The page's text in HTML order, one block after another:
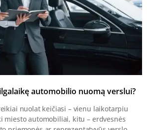
automobilio nuomą verslui?
nuolat keičiasi – vienu laikotarpiu
miesto automobiliai, kitu – erdvesnės